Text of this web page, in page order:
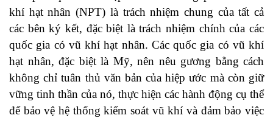
khí hạt nhân (NPT) là trách nhiệm chung của tất cả
các bên ký kết, đặc biệt là trách nhiệm chính của các
quốc gia có vũ khí hạt nhân. Các quốc gia có vũ khí
hạt nhân, đặc biệt là Mỹ, nên nêu gương bằng cách
không chỉ tuân thủ văn bản của hiệp ước mà còn giữ
vững tinh thần của nó, thực hiện các hành động cụ thể
để bảo vệ hệ thống kiểm soát vũ khí và đảm bảo việc